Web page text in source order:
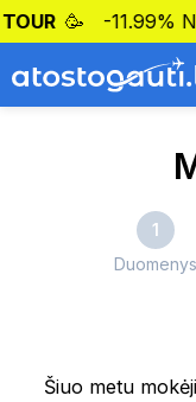
🥳 -11.99%
1
Duomenys
Šiuo metu